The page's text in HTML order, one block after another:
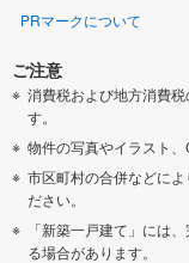
PRマークについて
ご注意
消費税および地方消費
す。
物件の写真やイラスト、
市区町村の合併などに
ださい。
「新築一戸建て」には
る場合があります。